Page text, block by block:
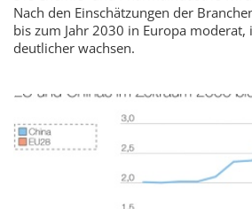
Nach den Einschätzungen der
bis zum Jahr 2030 in Europa moderat,
deutlicher wachsen.